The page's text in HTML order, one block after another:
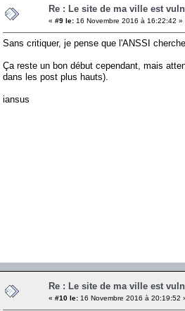
Re : Le site de ma ville est
« #9 le: 16 Novembre 2016 à 16:22:42 »
Sans critiquer, je pense que l'ANSSI
Ça reste un bon début cependant, mais
dans les post plus hauts).
iansus
Re : Le site de ma ville est
« #10 le: 16 Novembre 2016 à 20:19:52